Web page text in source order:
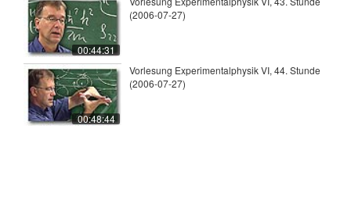
00:44:31
(2006-07-27)
00:48:44
Vorlesung Experimentalphysik VI, 44. Stunde
(2006-07-27)